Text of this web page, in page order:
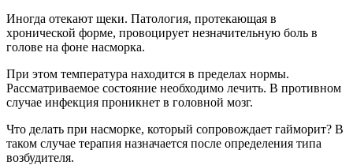
Иногда отекают щеки. Патология, протекающая в
хронической форме, провоцирует незначительную боль в
голове на фоне насморка.
При этом температура находится в пределах нормы.
Рассматриваемое состояние необходимо лечить. В противном
случае инфекция проникнет в головной мозг.
Что делать при насморке, который сопровождает гайморит? В
таком случае терапия назначается после определения типа
возбудителя.